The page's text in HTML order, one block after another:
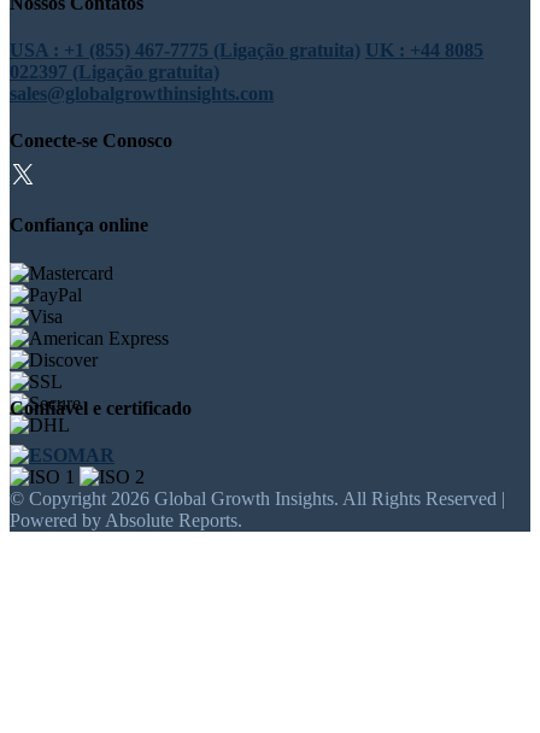
USA : +1 (855) 467-7775 (Ligação gratuita) UK : +44 8085
022397 (Ligação gratuita)
sales@globalgrowthinsights.com
Conecte-se Conosco
Confiança online
Confiável e certificado
© Copyright 2026 Global Growth Insights. All Rights Reserved |
Powered by Absolute Reports.